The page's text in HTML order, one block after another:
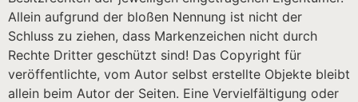
Allein aufgrund der bloßen Nennung ist nicht der
Schluss zu ziehen, dass Markenzeichen nicht durch
Rechte Dritter geschützt sind! Das Copyright für
veröffentlichte, vom Autor selbst erstellte Objekte bleibt
allein beim Autor der Seiten. Eine Vervielfältigung oder